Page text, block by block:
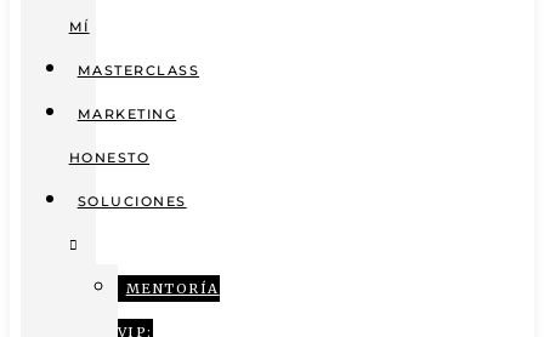
MÍ
MASTERCLASS
MARKETING
HONESTO
SOLUCIONES
MENTORÍA
VIP: